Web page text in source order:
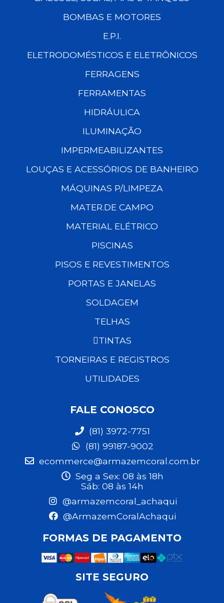
BOMBAS E MOTORES
E.P.I.
ELETRODOMÉSTICOS E ELETRÔNICOS
FERRAGENS
FERRAMENTAS
HIDRÁULICA
ILUMINAÇÃO
IMPERMEABILIZANTES
LOUÇAS E ACESSÓRIOS DE BANHEIRO
MÁQUINAS P/LIMPEZA
MATER.DE CAMPO
MATERIAL ELÉTRICO
PISCINAS
PISOS E REVESTIMENTOS
PORTAS E JANELAS
SOLDAGEM
TELHAS
TINTAS
TORNEIRAS E REGISTROS
UTILIDADES
FALE CONOSCO
(81) 3972-7751
(81) 99187-9002
ecommerce@armazemcoral.com.br
Seg a Sex: 08 às 18h
Sáb: 08 às 14h
@armazemcoral_achaqui
@ArmazemCoralAchaqui
FORMAS DE PAGAMENTO
SITE SEGURO